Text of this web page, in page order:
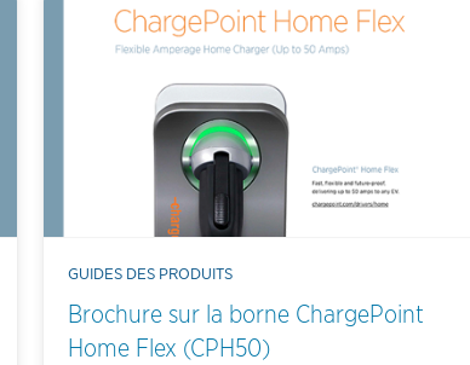
GUIDES DES PRODUITS
Brochure sur la borne ChargePoint
Home Flex (CPH50)